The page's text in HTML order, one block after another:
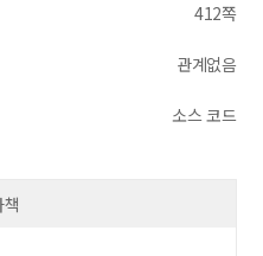
412쪽
관계없음
소스 코드
책